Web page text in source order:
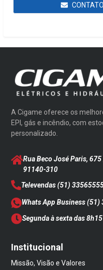
A Cigame oferece os
EPI, gás e incêndio, com
personalizado.
Rua Beco José Paris,
91140-310
Televendas(51)
Whats App Business(51)
Segunda à sexta das
Institucional
Missão, Visão e Valores